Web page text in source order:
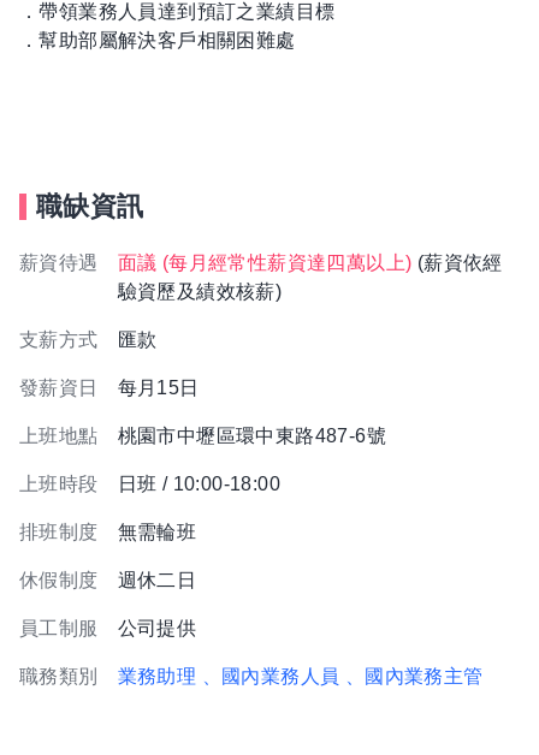
．帶領業務人員達到預訂之業績目標
．幫助部屬解決客戶相關困難處
職缺資訊
薪資待遇 面議 (每月經常性薪資達四萬以上) (薪資依經
驗資歷及績效核薪)
支薪方式 匯款
發薪資日 每月15日
上班地點 桃園市中壢區環中東路487-6號
上班時段 日班 / 10:00-18:00
排班制度 無需輪班
休假制度 週休二日
員工制服 公司提供
職務類別 業務助理 、國內業務人員 、國內業務主管